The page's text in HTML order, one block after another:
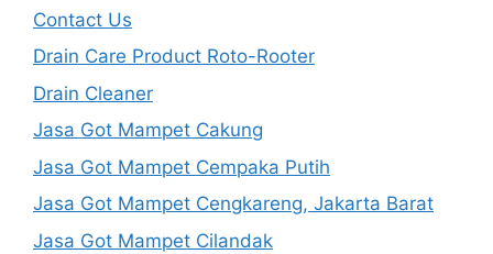
Contact Us
Drain Care Product Roto-Rooter
Drain Cleaner
Jasa Got Mampet Cakung
Jasa Got Mampet Cempaka Putih
Jasa Got Mampet Cengkareng, Jakarta Barat
Jasa Got Mampet Cilandak